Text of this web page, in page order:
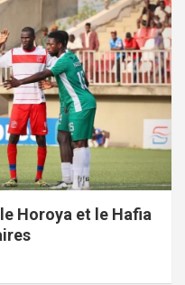
Horoya et le Hafia